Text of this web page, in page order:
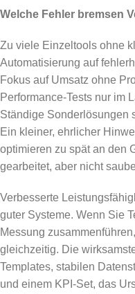
Welche Fehler bremsen
Zu viele Einzeltools ohne
Automatisierung auf
Fokus auf Umsatz ohne
Performance-Tests nur im
Ständige Sonderlösungen
Ein kleiner, ehrlicher
optimieren zu spät an den
gearbeitet, aber nicht
Verbesserte
guter Systeme. Wenn Sie
Messung
gleichzeitig. Die
Templates, stabilen
und einem KPI-Set, das